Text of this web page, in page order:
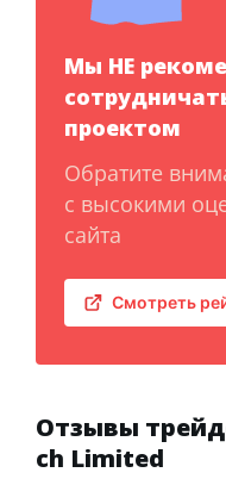
Мы НЕ
проектом
Обратите
с высокими
сайта
Смотреть
Отзывы
ch Limited